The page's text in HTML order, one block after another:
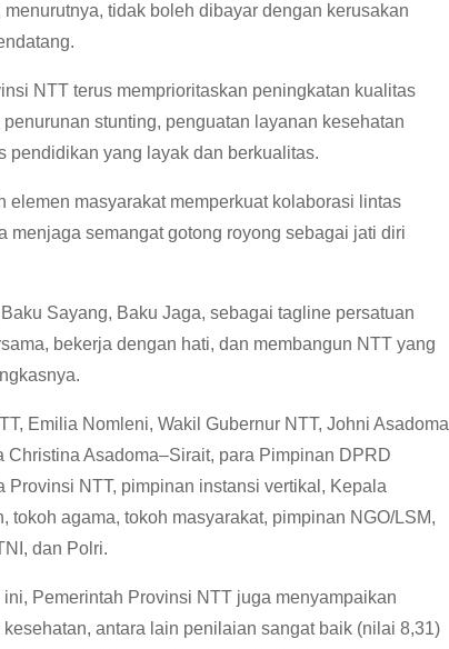
tidak boleh dibayar dengan kerusakan
NTT terus memprioritaskan peningkatan kualitas
stunting, penguatan layanan kesehatan
pendidikan yang layak dan berkualitas.
elemen masyarakat memperkuat kolaborasi lintas
menjaga semangat gotong royong sebagai jati diri
Sayang, Baku Jaga, sebagai tagline persatuan
bekerja dengan hati, dan membangun NTT yang
Emilia Nomleni, Wakil Gubernur NTT, Johni Asadoma
Asadoma–Sirait, para Pimpinan DPRD
NTT, pimpinan instansi vertikal, Kepala
agama, tokoh masyarakat, pimpinan NGO/LSM,
dan Polri.
Pemerintah Provinsi NTT juga menyampaikan
antara lain penilaian sangat baik (nilai 8,31)